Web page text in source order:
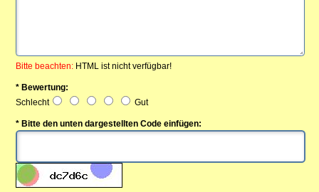
Bitte beachten: HTML ist nicht verfügbar!
* Bewertung:
Schlecht
Gut
* Bitte den unten dargestellten Code einfügen: